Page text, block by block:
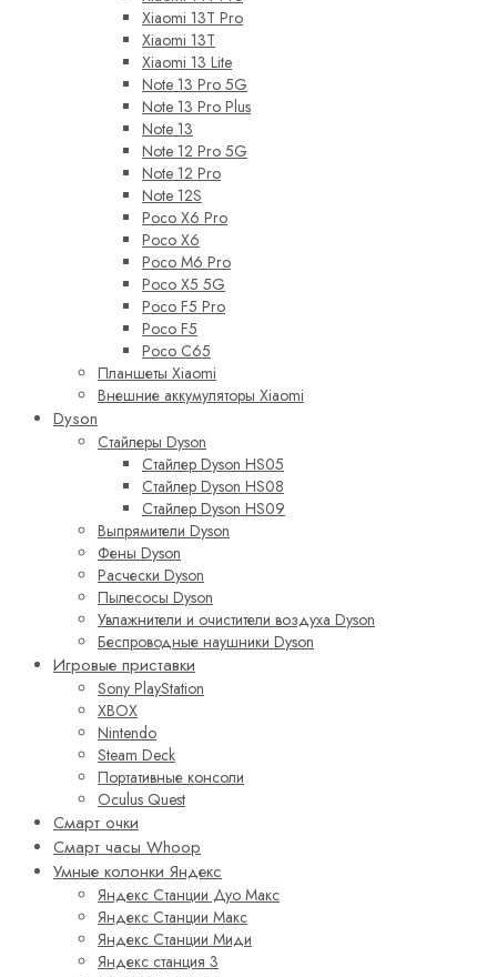
Xiaomi 13T Pro
Xiaomi 13T
Xiaomi 13 Lite
Note 13 Pro 5G
Note 13 Pro Plus
Note 13
Note 12 Pro 5G
Note 12 Pro
Note 12S
Poco X6 Pro
Poco X6
Poco M6 Pro
Poco X5 5G
Poco F5 Pro
Poco F5
Poco C65
Планшеты Xiaomi
Внешние аккумуляторы Xiaomi
Dyson
Стайлеры Dyson
Стайлер Dyson HS05
Стайлер Dyson HS08
Стайлер Dyson HS09
Выпрямители Dyson
Фены Dyson
Расчески Dyson
Пылесосы Dyson
Увлажнители и очистители воздуха Dyson
Беспроводные наушники Dyson
Игровые приставки
Sony PlayStation
XBOX
Nintendo
Steam Deck
Портативные консоли
Oculus Quest
Смарт очки
Смарт часы Whoop
Умные колонки Яндекс
Яндекс Станции Дуо Макс
Яндекс Станции Макс
Яндекс Станции Миди
Яндекс станция 3